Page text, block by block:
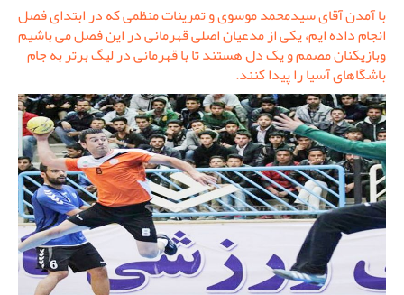
با آمدن آقای سیدمحمد موسوی و تمرینات منظمی که در ابتدای فصل
انجام داده ایم، یکی از مدعیان اصلی قهرمانی در این فصل می باشیم
وبازیکنان مصمم و یک دل هستند تا با قهرمانی در لیگ برتر به جام
باشگاهای آسیا را پیدا کنند.